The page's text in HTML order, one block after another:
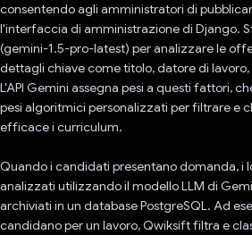
consentendo agli amministratori di
l'interfaccia di amministrazione di Django.
(gemini-1.5-pro-latest) per analizzare le
dettagli chiave come titolo, datore di
L'API Gemini assegna pesi a questi fattori,
pesi algoritmici personalizzati per filtrare e
efficace i curriculum.
Quando i candidati presentano domanda, i
analizzati utilizzando il modello LLM di
archiviati in un database PostgreSQL. Ad
candidano per un lavoro, Qwiksift filtra e